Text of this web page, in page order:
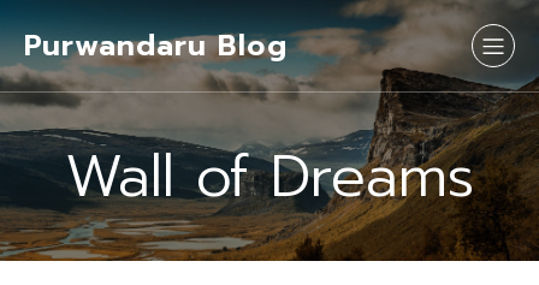
Purwandaru Blog
Wall of Dreams